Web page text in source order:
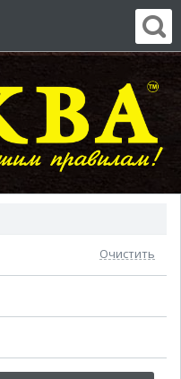
Очистить